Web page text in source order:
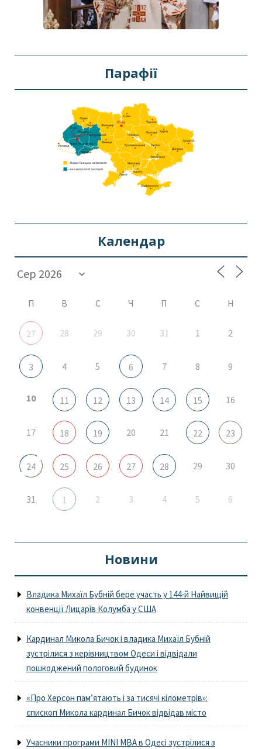
Парафії
Календар
П В С Ч П С Н
27 28 29 30 31 1 2
3 4 5 6 7 8 9
10 11 12 13 14 15 16
17 18 19 20 21 22 23
24 25 26 27 28 29 30
31 1 2 3 4 5 6
Новини
Владика Михаїл Бубній бере участь у 144-й Найвищій
конвенції Лицарів Колумба у США
Кардинал Микола Бичок і владика Михаїл Бубній
зустрілися з керівництвом Одеси і відвідали
пошкоджений пологовий будинок
«Про Херсон пам’ятають і за тисячі кілометрів»:
єпископ Микола кардинал Бичок відвідав місто
Учасники програми MINI MBA в Одесі зустрілися з